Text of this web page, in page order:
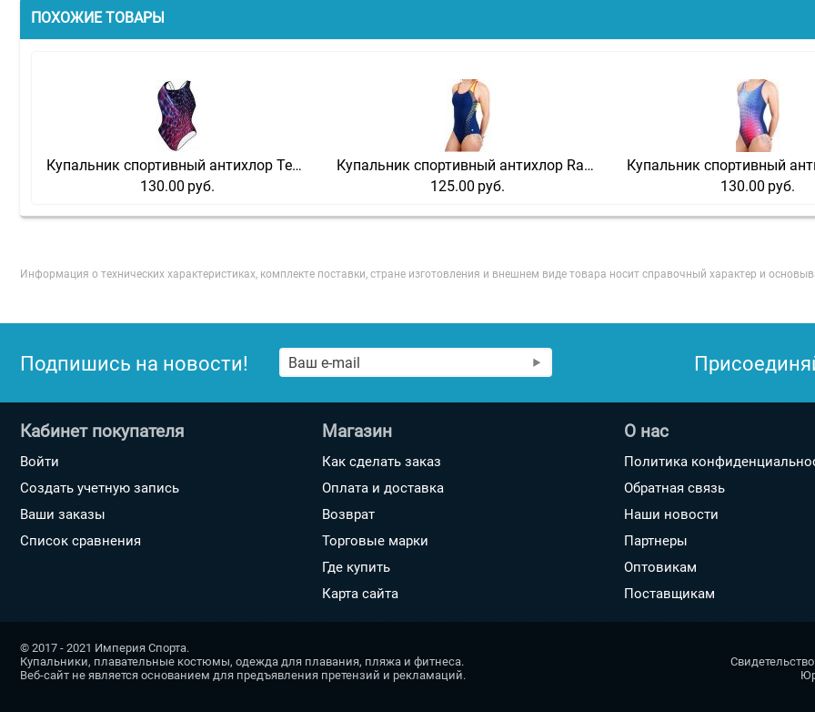
ПОХОЖИЕ ТОВАРЫ
Купальник спортивный антихлор Techno
130.00 руб.
Купальник спортивный антихлор Radiator
125.00 руб.
130.00 руб.
Информация о технических характеристиках, комплекте поставки, стране изготовления и внешнем виде товара носит справочный характер и
Подпишись на новости!
Кабинет покупателя
Войти
Создать учетную запись
Ваши заказы
Список сравнения
Магазин
Как сделать заказ
Оплата и доставка
Возврат
Торговые марки
Где купить
Карта сайта
О нас
Политика
Обратная связь
Наши новости
Партнеры
Оптовикам
Поставщикам
© 2017 - 2021 Империя Спорта.
Купальники, плавательные костюмы, одежда для плавания, пляжа и фитнеса.
Веб-сайт не является основанием для предъявления претензий и рекламаций.